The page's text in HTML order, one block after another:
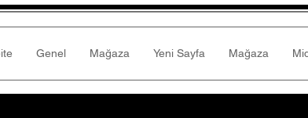
Genel Mağaza Yeni Sayfa Mağaza